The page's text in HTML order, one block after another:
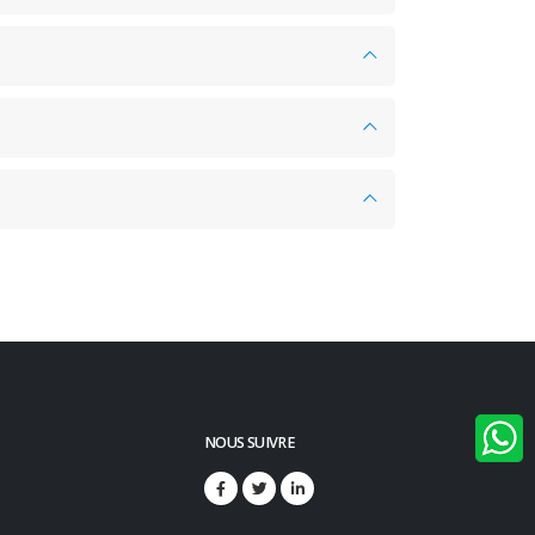
NOUS SUIVRE